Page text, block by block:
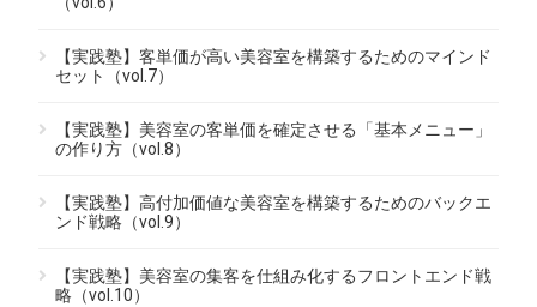
【実践塾】客単価が高い美容室を構築するためのマインド
セット（vol.7）
【実践塾】美容室の客単価を確定させる「基本メニュー」
の作り方（vol.8）
【実践塾】高付加価値な美容室を構築するためのバックエ
ンド戦略（vol.9）
【実践塾】美容室の集客を仕組み化するフロントエンド戦
略（vol.10）